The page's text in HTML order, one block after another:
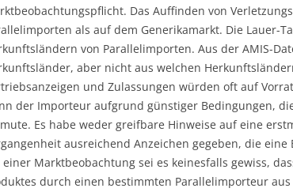
Das Auffinden von
als auf dem Generikamarkt. Die Lauer-
von Parallelimporten. Aus der AMIS-
aber nicht aus welchen
und Zulassungen würden oft auf
der Importeur aufgrund günstiger Bedingungen,
Es habe weder greifbare Hinweise auf eine
ausreichend Anzeichen gegeben, die
einer Marktbeobachtung sei es keinesfalls gewiss,
durch einen bestimmten Parallelimporteur